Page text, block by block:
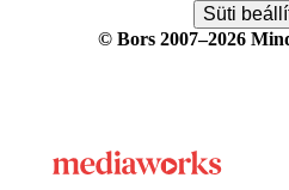
Süti
© Bors 2007–2026